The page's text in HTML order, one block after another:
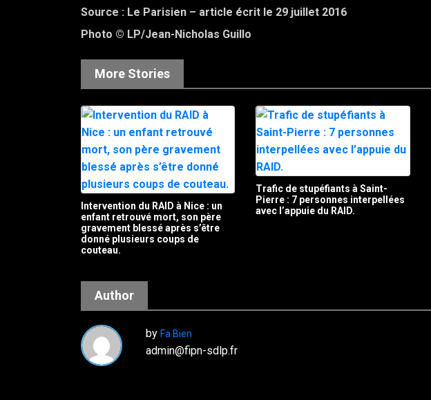
Source : Le Parisien – article écrit le 29 juillet 2016
Photo © LP/Jean-Nicholas Guillo
More Stories
Intervention du RAID à Nice : un
enfant retrouvé mort, son père
gravement blessé après s’être
donné plusieurs coups de
couteau.
Trafic de stupéfiants à Saint-
Pierre : 7 personnes interpellées
avec l’appuie du RAID.
Author
by Fa Bien
admin@fipn-sdlp.fr